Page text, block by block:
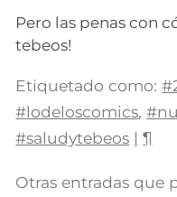
Pero las penas con
tebeos!
Etiquetado como:
#lodeloscomics,
#saludytebeos |¶
Otras entradas que